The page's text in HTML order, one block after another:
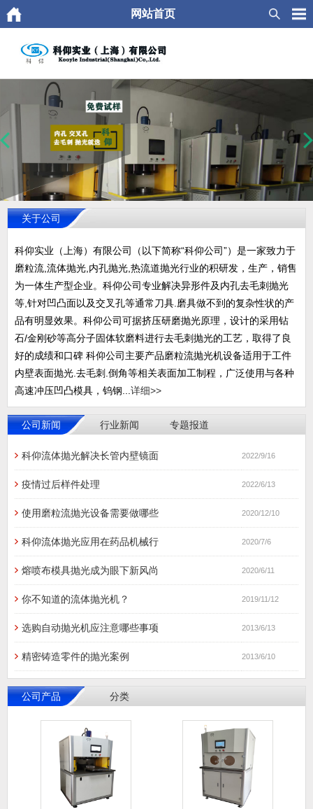
网站首页
关于公司
科仰实业（上海）有限公司（以下简称“科仰公司”）是一家致力于
磨粒流,流体抛光,内孔抛光,热流道抛光行业的积研发，生产，销售
为一体生产型企业。科仰公司专业解决异形件及内孔去毛刺抛光
等,针对凹凸面以及交叉孔等通常刀具.磨具做不到的复杂性状的产
品有明显效果。科仰公司可据挤压研磨抛光原理，设计的采用钻
石/金刚砂等高分子固体软磨料进行去毛刺抛光的工艺，取得了良
好的成绩和口碑 科仰公司主要产品磨粒流抛光机设备适用于工件
内壁表面抛光.去毛刺.倒角等相关表面加工制程，广泛使用与各种
高速冲压凹凸模具，钨钢...详细>>
公司新闻 行业新闻 专题报道
科仰流体抛光解决长管内壁镜面 2022/9/16
疫情过后样件处理 2022/6/13
使用磨粒流抛光设备需要做哪些 2020/12/10
科仰流体抛光应用在药品机械行 2020/7/6
熔喷布模具抛光成为眼下新风尚 2020/6/11
你不知道的流体抛光机？ 2019/11/12
选购自动抛光机应注意哪些事项 2013/6/13
精密铸造零件的抛光案例 2013/6/10
公司产品 分类